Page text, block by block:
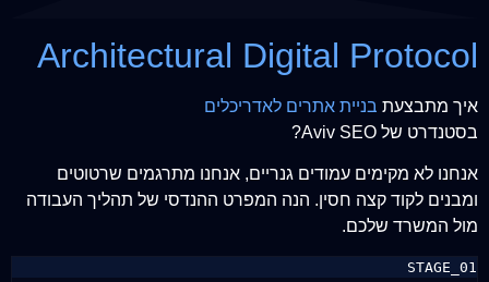
Architectural Digital Protocol
איך מתבצעת בניית אתרים לאדריכלים
בסטנדרט של Aviv SEO?
אנחנו לא מקימים עמודים גנריים, אנחנו מתרגמים שרטוטים
ומבנים לקוד קצה חסין. הנה המפרט ההנדסי של תהליך העבודה
מול המשרד שלכם.
STAGE_01